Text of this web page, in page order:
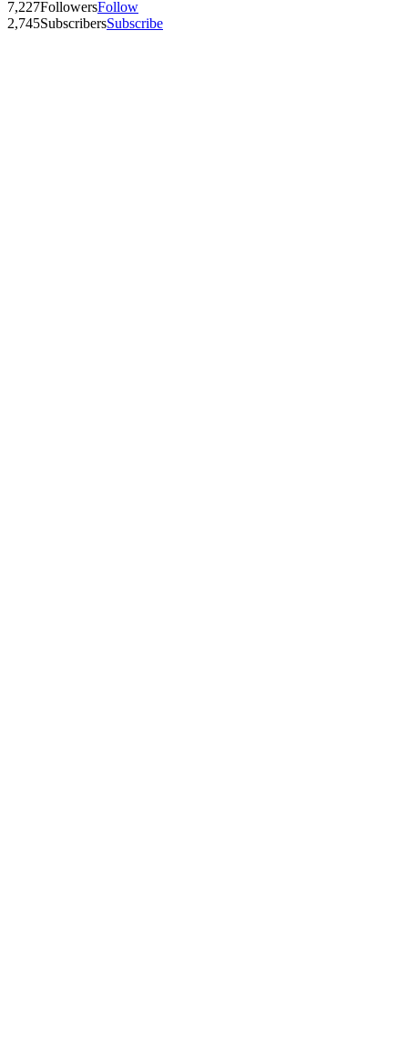
7,227FollowersFollow
2,745SubscribersSubscribe